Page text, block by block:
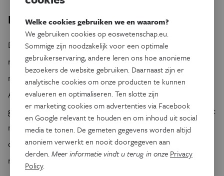
Internationale invasie
De Amerikaanse NASA is niet de enige
ruimtevaartorganisatie die deze zomer de pijlen op Mars
richt. Half juli moet ook de ruimtesonde Hope (Al-
Amal) van de Verenigde Arabische Emiraten (VAE)
gelanceerd worden, met een Japanse H-IIA-raket. Hope gaat
niet op Mars landen, maar moet vanuit een omloopbaan
onderzoek doen aan de atmosfeer en het klimaat van de
rode planeet.
Welke cookies gebruiken we en waarom?
We gebruiken cookies op eoswetenschap.eu.
Sommige zijn noodzakelijk voor een optimale
gebruikerservaring, andere leren ons hoe anonieme
bezoekers de website gebruiken. Daarnaast zijn er
analytische cookies om onze producten te kunnen
evalueren en optimaliseren. Ten slotte zijn
er marketing cookies om advertenties via Facebook
en Google relevant te houden en om inhoud uit social
media te tonen. De gemeten gegevens worden altijd
anoniem verwerkt en nooit doorgegeven aan
derden.Meer informatie vindt u terug in onze Privacy
Policy.